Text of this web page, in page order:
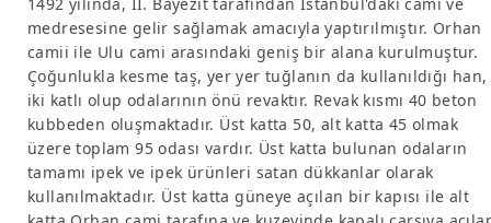
medresesine gelir sağlamak amacıyla yaptırılmıştır. Orhan
camii ile Ulu cami arasındaki geniş bir alana kurulmuştur.
Çoğunlukla kesme taş, yer yer tuğlanın da kullanıldığı han,
iki katlı olup odalarının önü revaktır. Revak kısmı 40 beton
kubbeden oluşmaktadır. Üst katta 50, alt katta 45 olmak
üzere toplam 95 odası vardır. Üst katta bulunan odaların
tamamı ipek ve ipek ürünleri satan dükkanlar olarak
kullanılmaktadır. Üst katta güneye açılan bir kapısı ile alt